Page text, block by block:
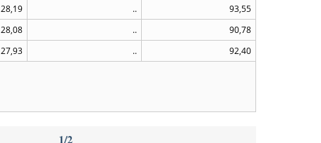
28,19 ..
93,55
28,08 ..
90,78
27,93 ..
92,40